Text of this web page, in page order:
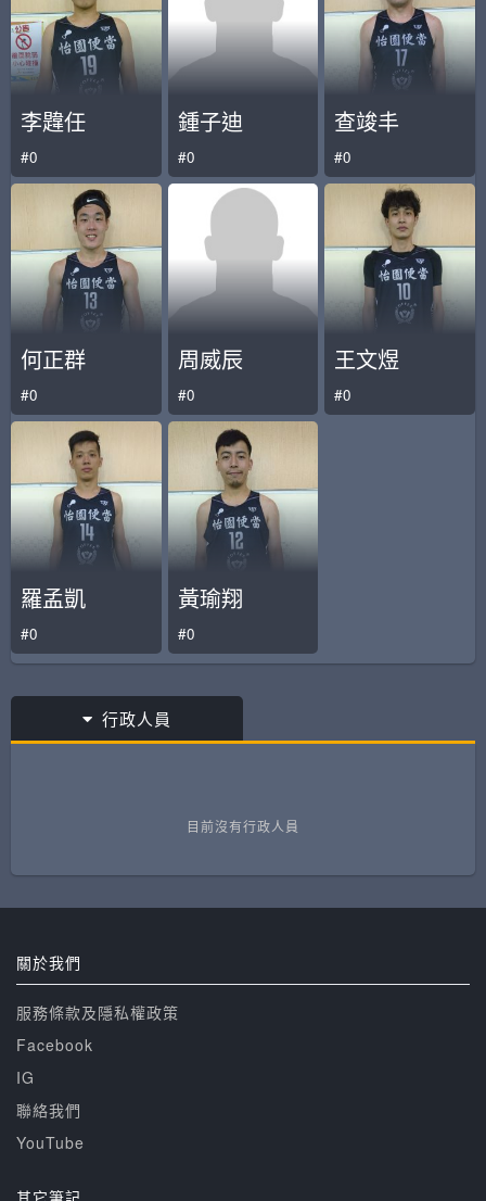
李韙任
#0
鍾子迪
#0
查竣丰
#0
何正群
#0
周威辰
#0
王文煜
#0
羅孟凱
#0
黃瑜翔
#0
行政人員
目前沒有行政人員
關於我們
服務條款及隱私權政策
Facebook
IG
聯絡我們
YouTube
其它筆記